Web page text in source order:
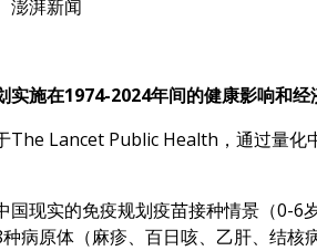
澎湃新闻
实施在1974-2024年间的健康影响和
The Lancet Public Health，通过量化
国现实的免疫规划疫苗接种情景（0-
病原体（麻疹、百日咳、乙肝、结核